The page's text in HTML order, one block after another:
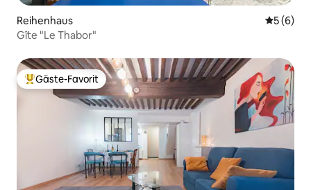
Reihenhaus
5 (6)
Gîte "Le Thabor"
Beliebter Gäste-Favorit.
Gäste-Favorit